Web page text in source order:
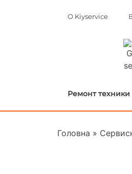
О Kiyservice
Ремонт техники
Головна »